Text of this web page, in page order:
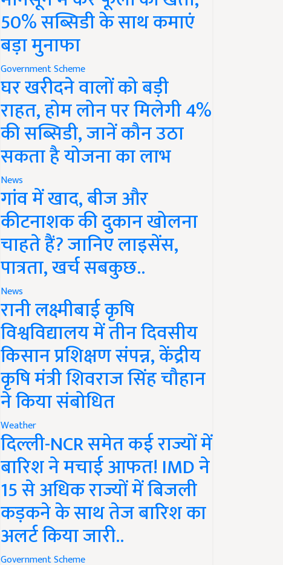
50% सब्सिडी के साथ कमाएं
बड़ा मुनाफा
Government Scheme
घर खरीदने वालों को बड़ी
राहत, होम लोन पर मिलेगी 4%
की सब्सिडी, जानें कौन उठा
सकता है योजना का लाभ
News
गांव में खाद, बीज और
कीटनाशक की दुकान खोलना
चाहते हैं? जानिए लाइसेंस,
पात्रता, खर्च सबकुछ..
News
रानी लक्ष्मीबाई कृषि
विश्वविद्यालय में तीन दिवसीय
किसान प्रशिक्षण संपन्न, केंद्रीय
कृषि मंत्री शिवराज सिंह चौहान
ने किया संबोधित
Weather
दिल्ली-NCR समेत कई राज्यों में
बारिश ने मचाई आफत! IMD ने
15 से अधिक राज्यों में बिजली
कड़कने के साथ तेज बारिश का
अलर्ट किया जारी..
Government Scheme